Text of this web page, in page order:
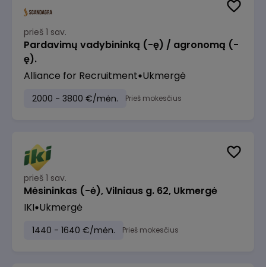
prieš 1 sav.
Pardavimų vadybininką (-ę) / agronomą (-
ę).
Alliance for Recruitment Ukmergė
2000 - 3800 €/mėn. Prieš mokesčius
prieš 1 sav.
Mėsininkas (-ė), Vilniaus g. 62, Ukmergė
IKI Ukmergė
1440 - 1640 €/mėn. Prieš mokesčius